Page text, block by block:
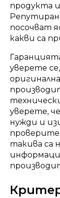
продукта
посочват
какви са
уверете
уверете,
нужди и
такива са